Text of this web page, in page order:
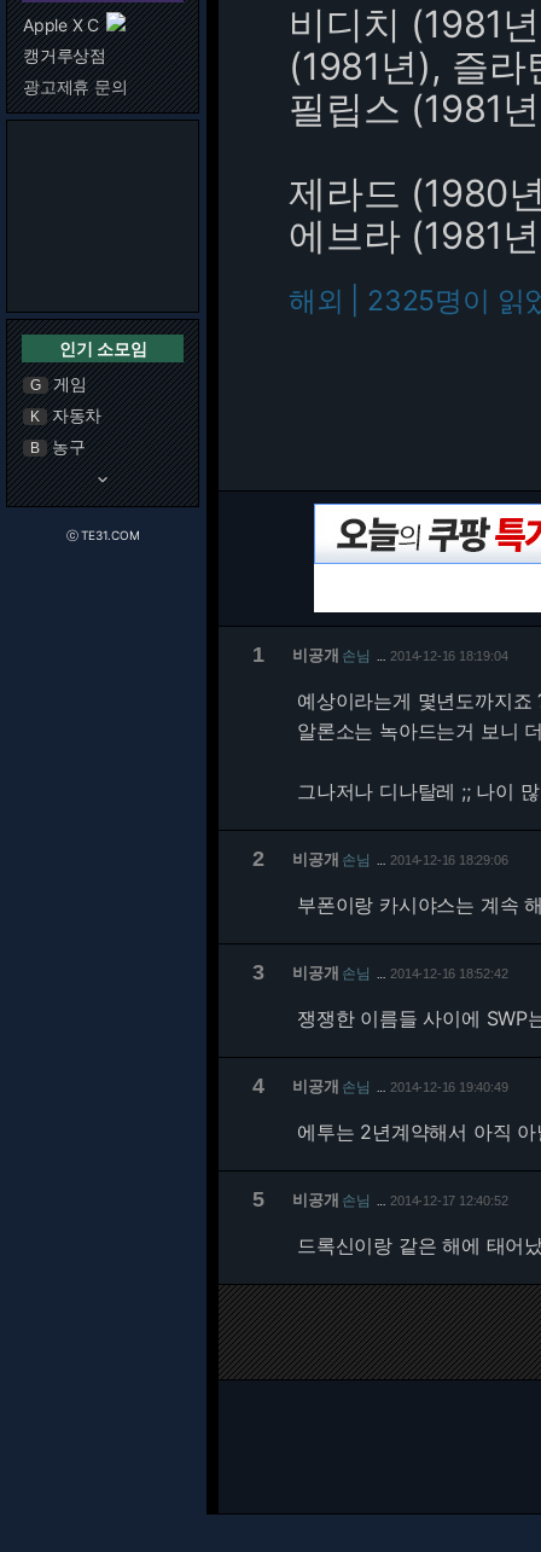
Apple X C
캥거루상점
광고제휴 문의
인기 소모임
G 게임
K 자동차
B 농구
keyboard_arrow_down
ⓒ TE31.COM
비디치 (1981
(1981년), 즐
필립스 (1981
제라드 (1980
에브라 (1981
해외 | 2325명이 읽
1 비공개 손님 2014-12-16 18:19:04
예상이라는게 몇년도까지죠
알론소는 녹아드는거 보니
그나저나 디나탈레 ;; 나이
2 비공개 손님 2014-12-16 18:29:06
부폰이랑 카시야스는 계속
3 비공개 손님 2014-12-16 18:52:42
쟁쟁한 이름들 사이에 SWP
4 비공개 손님 2014-12-16 19:40:49
에투는 2년계약해서 아직 아
5 비공개 손님 2014-12-17 12:40:52
드록신이랑 같은 해에 태어